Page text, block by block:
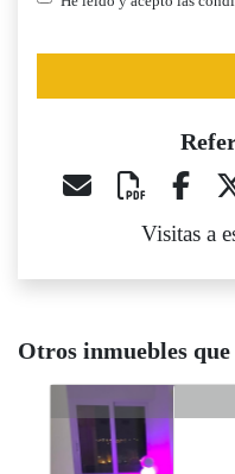
Visitas a
Otros inmuebles
3484